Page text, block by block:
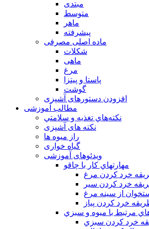
مبتدی
متوسط
ماهر
پیشرفته
ماده اصلی مصرفی
شکلات
ماهی
مرغ
پاستا و پیتزا
گوشت
افزودن دستورهای آشپزی
مطالب آموزشی
نكته‌هاي تغذيه و سلامتي
نکته های آشپزی
راز میوه ها
گیاه خواری
ویدئوهای آموزشی
مهارتهاي كار با چاقو
خرد كردن مرغ
خرد كردن سير
از سينه مرغ
خرد كردن پياز
مرتبط با ميوه و سبزي
خرد كردن سبزي